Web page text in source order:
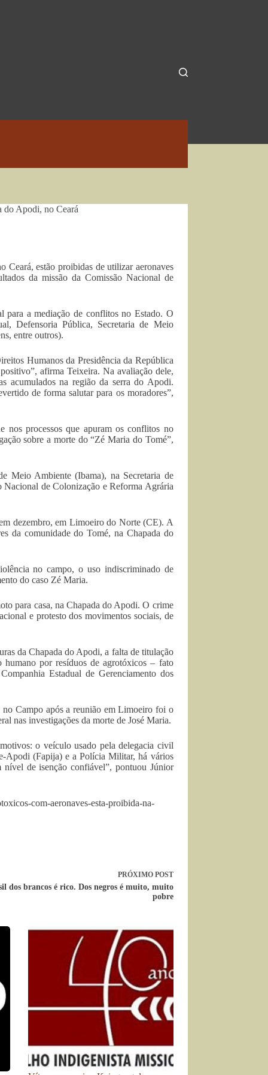
do Apodi, no Ceará
Ceará, estão proibidas de utilizar aeronaves
da missão da Comissão Nacional de
para a mediação de conflitos no Estado. O
Defensoria Pública, Secretaria de Meio
entre outros).
Humanos da Presidência da República
afirma Teixeira. Na avaliação dele,
acumulados na região da serra do Apodi.
de forma salutar para os moradores”,
nos processos que apuram os conflitos no
sobre a morte do “Zé Maria do Tomé”,
Meio Ambiente (Ibama), na Secretaria de
Nacional de Colonização e Reforma Agrária
dezembro, em Limoeiro do Norte (CE). A
da comunidade do Tomé, na Chapada do
no campo, o uso indiscriminado de
do caso Zé Maria.
para casa, na Chapada do Apodi. O crime
e protesto dos movimentos sociais, de
da Chapada do Apodi, a falta de titulação
humano por resíduos de agrotóxicos – fato
Estadual de Gerenciamento dos
Campo após a reunião em Limoeiro foi o
nas investigações da morte de José Maria.
o veículo usado pela delegacia civil
Apodi (Fapija) e a Polícia Militar, há vários
nível de isenção confiável”, pontuou Júnior
com-aeronaves-esta-proibida-na-
PRÓXIMO POST
dos brancos é rico. Dos negros é muito, muito
pobre